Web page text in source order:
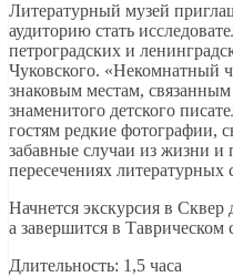
Литературный музей
аудиторию стать
петроградских и
Чуковского. «Некомнатный
знаковым местам,
знаменитого детского
гостям редкие фотографии,
забавные случаи из жизни
пересечениях
Начнется экскурсия в
а завершится в Таврическом
Длительность: 1,5 часа